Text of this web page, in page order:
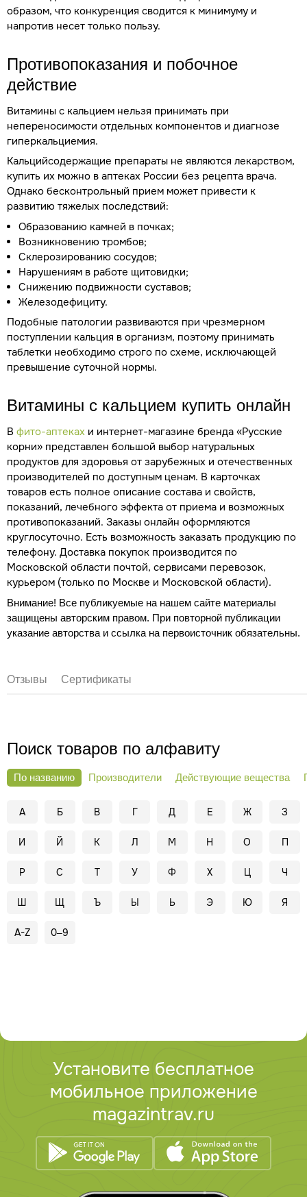
образом, что конкуренция сводится к минимуму и
напротив несет только пользу.
Противопоказания и побочное
действие
Витамины с кальцием нельзя принимать при
непереносимости отдельных компонентов и диагнозе
гиперкальциемия.
Кальцийсодержащие препараты не являются лекарством,
купить их можно в аптеках России без рецепта врача.
Однако бесконтрольный прием может привести к
развитию тяжелых последствий:
Образованию камней в почках;
Возникновению тромбов;
Склерозированию сосудов;
Нарушениям в работе щитовидки;
Снижению подвижности суставов;
Железодефициту.
Подобные патологии развиваются при чрезмерном
поступлении кальция в организм, поэтому принимать
таблетки необходимо строго по схеме, исключающей
превышение суточной нормы.
Витамины с кальцием купить онлайн
В фито-аптеках и интернет-магазине бренда «Русские
корни» представлен большой выбор натуральных
продуктов для здоровья от зарубежных и отечественных
производителей по доступным ценам. В карточках
товаров есть полное описание состава и свойств,
показаний, лечебного эффекта от приема и возможных
противопоказаний. Заказы онлайн оформляются
круглосуточно. Есть возможность заказать продукцию по
телефону. Доставка покупок производится по
Московской области почтой, сервисами перевозок,
курьером (только по Москве и Московской области).
Внимание! Все публикуемые на нашем сайте материалы
защищены авторским правом. При повторной публикации
указание авторства и ссылка на первоисточник обязательны.
Отзывы Сертификаты
Поиск товаров по алфавиту
По названию Производители Действующие вещества
А Б В Г Д Е Ж З
И Й К Л М Н О П
Р С Т У Ф Х Ц Ч
Ш Щ Ъ Ы Ь Э Ю Я
A-Z 0–9
Установите бесплатное
мобильное приложение
magazintrav.ru